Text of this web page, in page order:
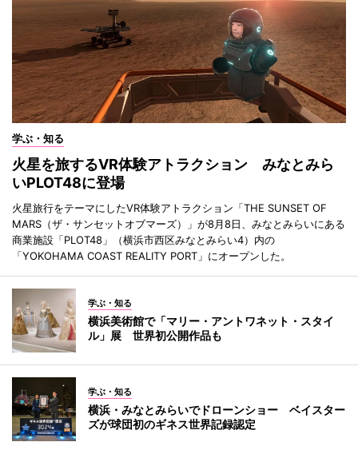
学ぶ・知る
火星を旅するVR体験アトラクション みなとみら
いPLOT48に登場
火星旅行をテーマにしたVR体験アトラクション「THE SUNSET OF
MARS（ザ・サンセットオブマーズ）」が8月8日、みなとみらいにある
商業施設「PLOT48」（横浜市西区みなとみらい4）内の
「YOKOHAMA COAST REALITY PORT」にオープンした。
学ぶ・知る
横浜美術館で「マリー・アントワネット・スタイ
ル」展 世界初公開作品も
学ぶ・知る
横浜・みなとみらいでドローンショー ベイスター
ズが球団初のギネス世界記録認定